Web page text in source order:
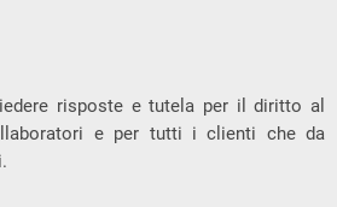
risposte e tutela per il diritto al
e per tutti i clienti che da